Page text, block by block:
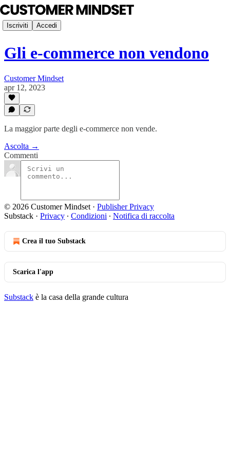
Iscriviti Accedi
Gli e-commerce non vendono
Customer Mindset
apr 12, 2023
La maggior parte degli e-commerce non vende.
Ascolta →
Commenti
© 2026 Customer Mindset · Publisher Privacy
Substack · Privacy ∙ Condizioni ∙ Notifica di raccolta
Crea il tuo Substack
Scarica l'app
Substack è la casa della grande cultura